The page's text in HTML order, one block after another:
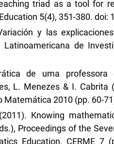
triad as a tool for
5(4), 351-380. doi:
y las
Latinoamericana de
de uma professora
L. Menezes & I. Cabrita
Matemática 2010 (pp. 60-
Knowing
Proceedings of the
Education, CERME 7